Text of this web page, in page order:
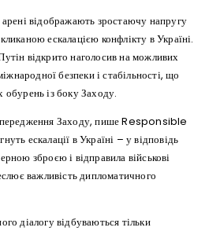
відображають зростаючу напругу
ескалацією конфлікту в Україні.
відкрито наголосив на можливих
безпеки і стабільності, що
із боку Заходу.
Заходу, пише Responsible
ескалації в Україні – у відповідь
зброєю і відправила військові
важливість дипломатичного
діалогу відбуваються тільки